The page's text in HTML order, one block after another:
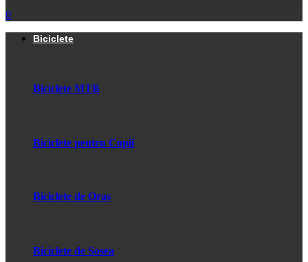
0
Biciclete
Biciclete MTB
Biciclete pentru Copii
Biciclete de Oras
Biciclete de Sosea